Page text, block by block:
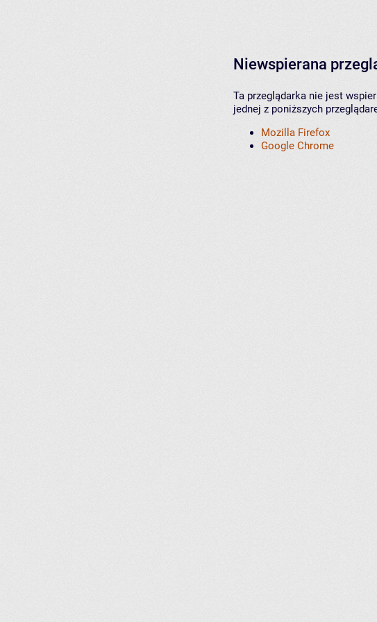
Niewspierana
Ta przeglądarka nie jest
jednej z poniższych
Mozilla Firefox
Google Chrome